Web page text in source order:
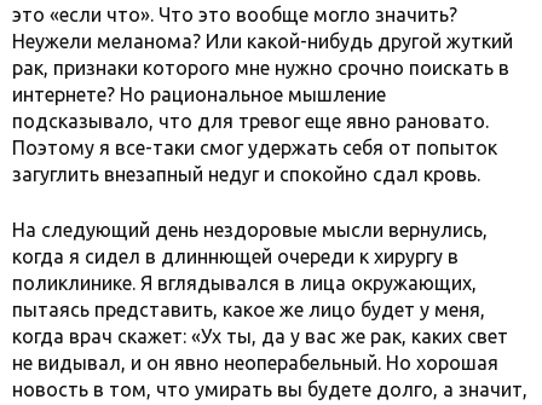
это «если что». Что это вообще могло значить?
Неужели меланома? Или какой-нибудь другой жуткий
рак, признаки которого мне нужно срочно поискать в
интернете? Но рациональное мышление
подсказывало, что для тревог еще явно рановато.
Поэтому я все-таки смог удержать себя от попыток
загуглить внезапный недуг и спокойно сдал кровь.
На следующий день нездоровые мысли вернулись,
когда я сидел в длиннющей очереди к хирургу в
поликлинике. Я вглядывался в лица окружающих,
пытаясь представить, какое же лицо будет у меня,
когда врач скажет: «Ух ты, да у вас же рак, каких свет
не видывал, и он явно неоперабельный. Но хорошая
новость в том, что умирать вы будете долго, а значит,